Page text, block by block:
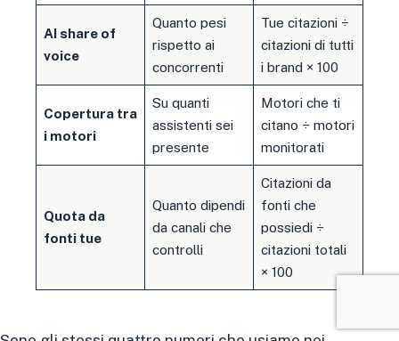
AI share of
voice
Quanto pesi
rispetto ai
concorrenti
Tue citazioni ÷
citazioni di tutti
i brand × 100
Copertura tra
i motori
Su quanti
assistenti sei
presente
Motori che ti
citano ÷ motori
monitorati
Quota da
fonti tue
Quanto dipendi
da canali che
controlli
Citazioni da
fonti che
possiedi ÷
citazioni totali
× 100